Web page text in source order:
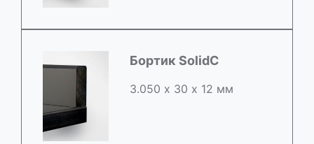
Бортик SolidC
3.050 х 30 х 12 мм